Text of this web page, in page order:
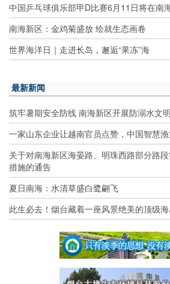
中国乒乓球俱乐部甲D比赛6月11日将在南
南海新区：金鸡菊盛放 绘就生态画卷
世界海洋日｜走进长岛，邂逅“果冻”海
最新新闻
筑牢暑期安全防线 南海新区开展防溺水文
一家山东企业让越南官员点赞，中国智慧
关于对南海新区海晏路、明珠西路部分路
措施的通告
夏日南海：水清草盛白鹭翩飞
此生必去！烟台藏着一座风景绝美的顶级